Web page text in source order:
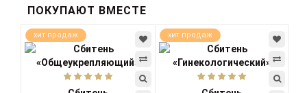
ПОКУПАЮТ ВМЕСТЕ
хит продаж хит продаж